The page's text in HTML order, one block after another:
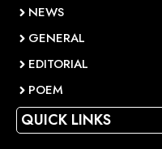
NEWS
GENERAL
EDITORIAL
POEM
QUICK LINKS